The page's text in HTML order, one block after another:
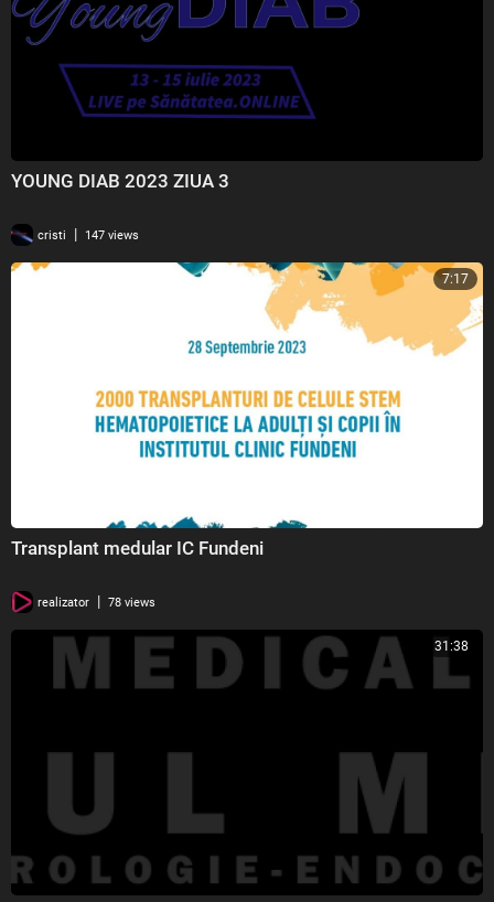
YOUNG DIAB 2023 ZIUA 3
cristi | 147 views
7:17
Transplant medular IC Fundeni
realizator | 78 views
31:38